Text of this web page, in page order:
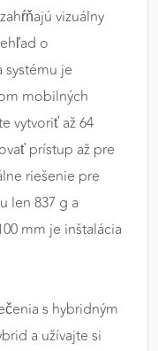
vizuálny
o
je
mobilných
vytvoriť až 64
prístup až pre
riešenie pre
len 837 g a
mm je inštalácia
s hybridným
a užívajte si